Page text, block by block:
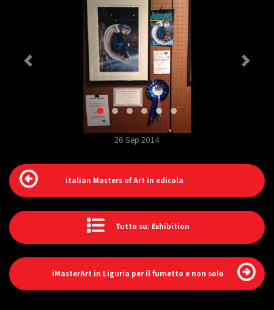
26 Sep 2014
italian Masters of Art in edicola
Tutto su: Exhibition
iMasterArt in Liguria per il fumetto e non solo